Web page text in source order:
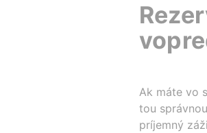
Ak máte vo
tou
príjemný